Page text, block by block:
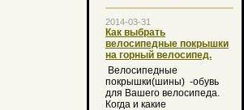
2014-03-31
Как выбрать
велосипедные покрышки
на горный велосипед.
Велосипедные
покрышки(шины) -обувь
для Вашего велосипеда.
Когда и какие